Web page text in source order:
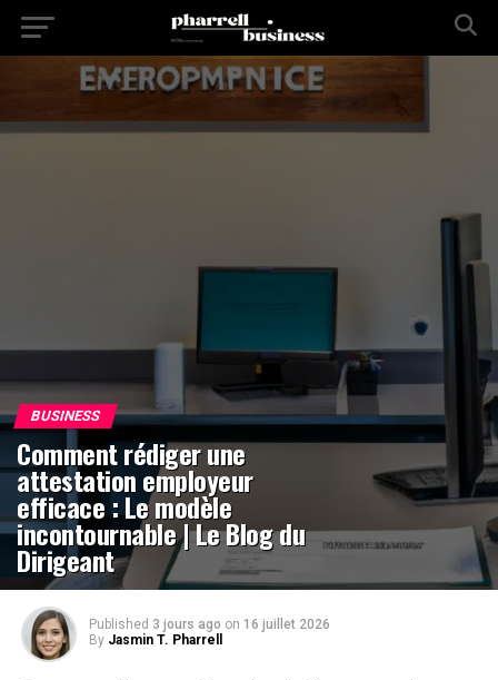
BUSINESS
Comment rédiger une
attestation employeur
efficace : Le modèle
incontournable | Le Blog du
Dirigeant
Published 3 jours ago on 16 juillet 2026
By Jasmin T. Pharrell